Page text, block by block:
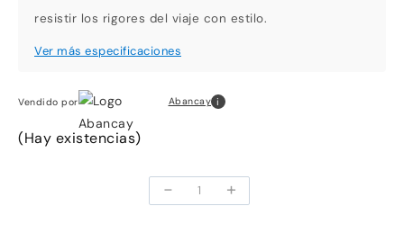
resistir los rigores del viaje con estilo.
Vendido por Abancay i
(Hay existencias)
-
Maleta
de
+